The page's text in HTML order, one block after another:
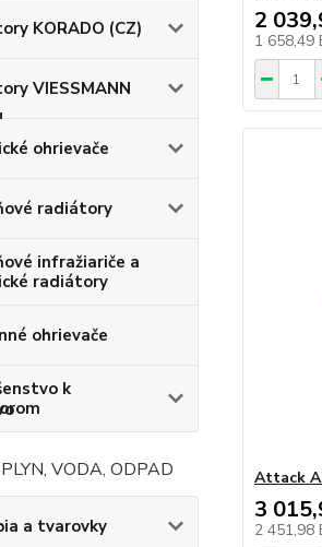
KORADO (CZ)
VIESSMANN
ohrievače
radiátory
infražiariče a
radiátory
ohrievače
k
VODA, ODPAD
a tvarovky
2
1 658,49
Attack
3
2 451,98